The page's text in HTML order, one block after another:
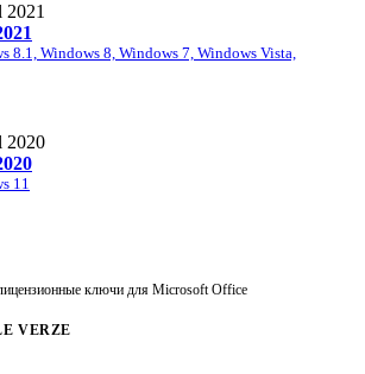
8.1, Windows 8, Windows 7, Windows Vista,
11
ключи для Microsoft Office
VERZE